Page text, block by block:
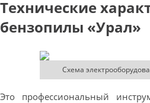
Технические
бензопилы «Урал»
Схема
Это профессиональный